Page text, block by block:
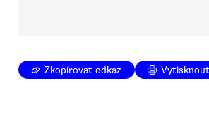
Zkopírovat odkaz Vytisknout